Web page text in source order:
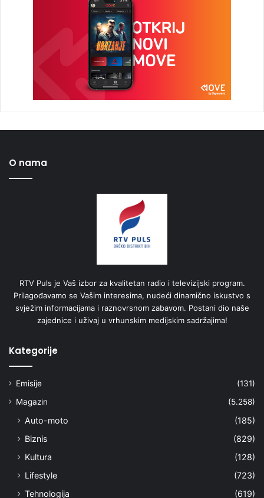
O nama
RTV Puls je Vaš izbor za kvalitetan radio i televizijski program.
Prilagođavamo se Vašim interesima, nudeći dinamično iskustvo s
svježim informacijama i raznovrsnom zabavom. Postani dio naše
zajednice i uživaj u vrhunskim medijskim sadržajima!
Kategorije
Emisije
(131)
Magazin
(5.258)
Auto-moto
(185)
Biznis
(829)
Kultura
(128)
Lifestyle
(723)
Tehnologija
(619)